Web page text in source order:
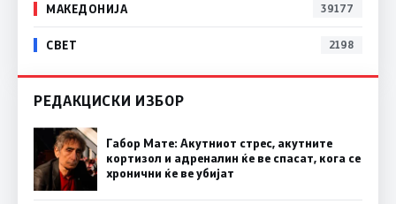
МАКЕДОНИЈА 39177
СВЕТ 2198
РЕДАКЦИСКИ ИЗБОР
Габор Мате: Акутниот стрес, акутните
кортизол и адреналин ќе ве спасат, кога се
хронични ќе ве убијат